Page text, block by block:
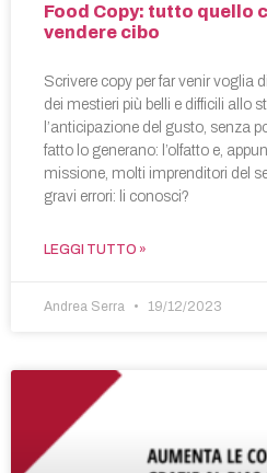
Food Copy: tutto quello
vendere cibo
Scrivere copy per far venir voglia
dei mestieri più belli e difficili allo
l’anticipazione del gusto, senza
fatto lo generano: l’olfatto e,
missione, molti imprenditori del
gravi errori: li conosci?
LEGGI TUTTO »
Andrea Serra 19/12/2023